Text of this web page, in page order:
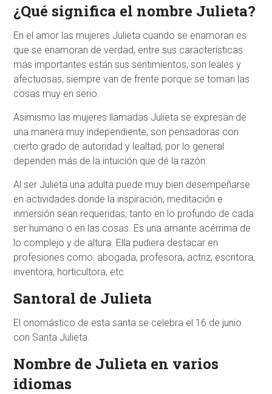
¿Qué significa el nombre Julieta?
En el amor las mujeres Julieta cuando se enamoran es
que se enamoran de verdad, entre sus características
más importantes están sus sentimientos, son leales y
afectuosas, siempre van de frente porque se toman las
cosas muy en serio.
Asimismo las mujeres llamadas Julieta se expresan de
una manera muy independiente, son pensadoras con
cierto grado de autoridad y lealtad, por lo general
dependen más de la intuición que dé la razón.
Al ser Julieta una adulta puede muy bien desempeñarse
en actividades donde la inspiración, meditación e
inmersión sean requeridas, tanto en lo profundo de cada
ser humano o en las cosas. Es una amante acérrima de
lo complejo y de altura. Ella pudiera destacar en
profesiones como: abogada, profesora, actriz, escritora,
inventora, horticultora, etc.
Santoral de Julieta
El onomástico de esta santa se celebra el 16 de junio
con Santa Julieta.
Nombre de Julieta en varios
idiomas